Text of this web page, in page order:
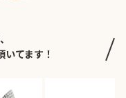
てます！